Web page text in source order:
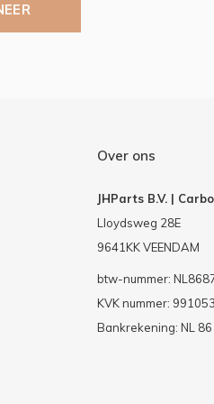
Over ons
JHParts B.V. |
Lloydsweg 28E
9641KK VEENDAM
btw-nummer:
KVK nummer:
Bankrekening: NL